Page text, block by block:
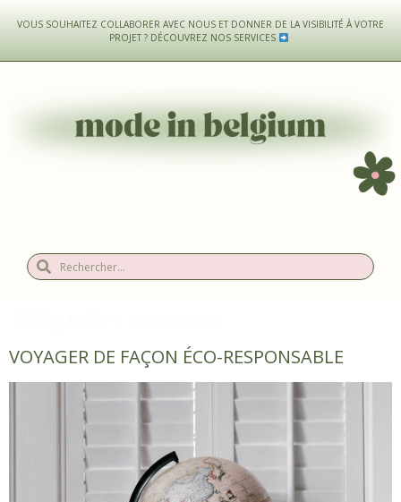
VOUS SOUHAITEZ COLLABORER AVEC NOUS ET DONNER DE LA VISIBILITÉ À VOTRE
PROJET ? DÉCOUVREZ NOS SERVICES
VOYAGER DE FAÇON ÉCO-RESPONSABLE